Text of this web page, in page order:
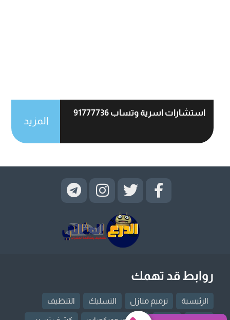
استشارات اسرية وتساب 91777736
المزيد
روابط قد تهمك
الرئيسية ترميم منازل التسليك التنظيف